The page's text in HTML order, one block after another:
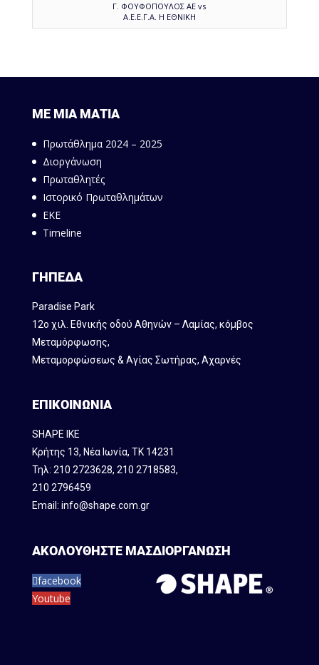
Γ. ΦΟΥΦΟΠΟΥΛΟΣ ΑΕ vs
Α.Ε.Ε.Γ.Α. Η ΕΘΝΙΚΗ
ΜΕ ΜΙΑ ΜΑΤΙΑ
Πρωτάθλημα 2024 – 2025
Διοργάνωση
Πρωταθλητές
Ιστορικό Πρωταθλημάτων
ΕΚΕ
Timeline
ΓΗΠΕΔΑ
Paradise Park
12ο χιλ. Εθνικής οδού Αθηνών – Λαμίας, κόμβος
Mεταμόρφωσης,
Μεταμορφώσεως & Αγίας Σωτήρας, Αχαρνές
ΕΠΙΚΟΙΝΩΝΙΑ
SHAPE IKE
Κρήτης 13, Νέα Ιωνία, ΤΚ 14231
Τηλ: 210 2723628, 210 2718583,
210 2796459
Email: info@shape.com.gr
ΑΚΟΛΟΥΘΗΣΤΕ ΜΑΣ
facebook
Youtube
ΔΙΟΡΓΑΝΩΣΗ